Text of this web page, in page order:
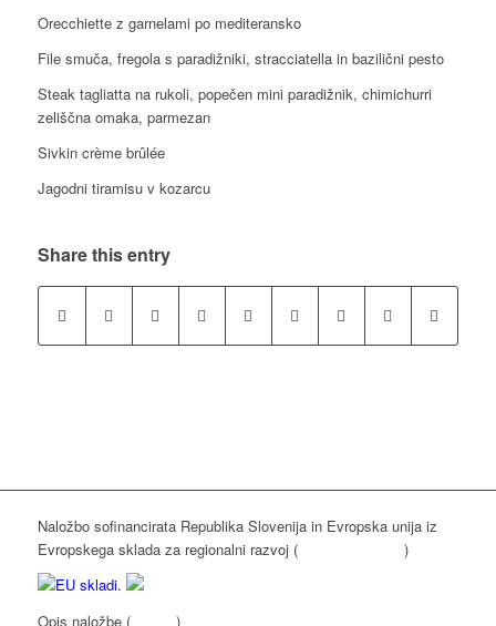
Orecchiette z garnelami po mediteransko
File smuča, fregola s paradižniki, stracciatella in bazilični pesto
Steak tagliatta na rukoli, popečen mini paradižnik, chimichurri
zeliščna omaka, parmezan
Sivkin crème brûlée
Jagodni tiramisu v kozarcu
Share this entry
Naložbo sofinancirata Republika Slovenija in Evropska unija iz
Evropskega sklada za regionalni razvoj (www.eu-skladi.si )
Opis naložbe (kliknite )